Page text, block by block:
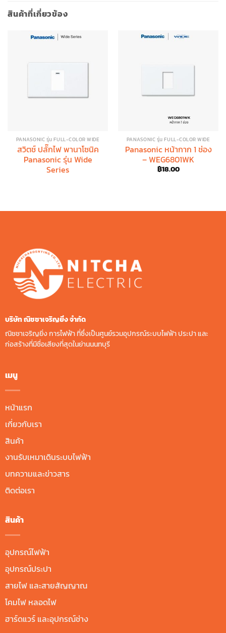
สินค้าที่เกี่ยวข้อง
PANASONIC รุ่น FULL-COLOR WIDE
สวิตช์ ปลั๊กไฟ พานาโซนิค
Panasonic รุ่น Wide
Series
PANASONIC รุ่น FULL-COLOR WIDE
Panasonic หน้ากาก 1 ช่อง
– WEG6801WK
฿18.00
บริษัท ณิชชาเจริญยิ่ง จํากัด
ณิชชาเจริญยิ่ง การไฟฟ้า ที่ซึ่งเป็นศูนย์รวมอุปกรณ์ระบบไฟฟ้า ประปา และ
ก่อสร้างที่มีชื่อเสียงที่สุดในย่านนนทบุรี
เมนู
หน้าแรก
เกี่ยวกับเรา
สินค้า
งานรับเหมาเดินระบบไฟฟ้า
บทความและข่าวสาร
ติดต่อเรา
สินค้า
อุปกรณ์ไฟฟ้า
อุปกรณ์ประปา
สายไฟ และสายสัญญาณ
โคมไฟ หลอดไฟ
ฮาร์ดแวร์ และอุปกรณ์ช่าง